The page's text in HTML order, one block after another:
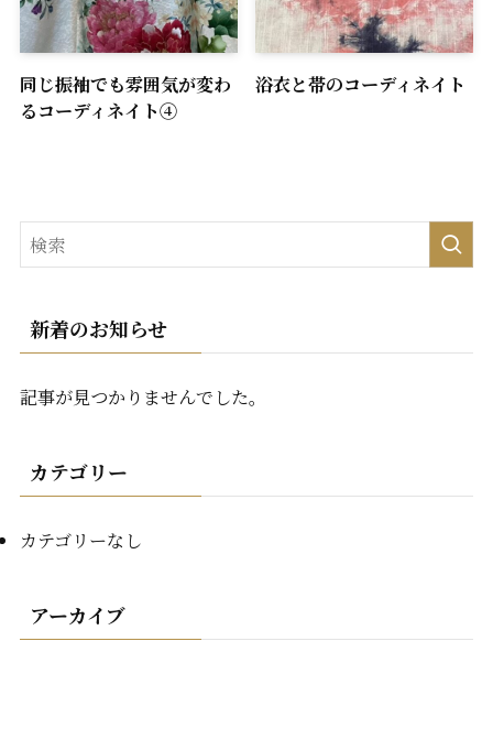
同じ振袖でも雰囲気が変わ
るコーディネイト④
浴衣と帯のコーディネイト
新着のお知らせ
記事が見つかりませんでした。
カテゴリー
カテゴリーなし
アーカイブ